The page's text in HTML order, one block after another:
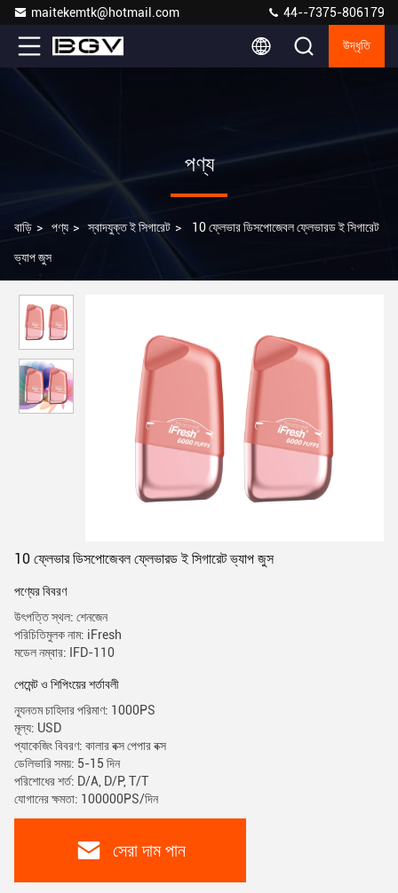
maitekemtk@hotmail.com 44--7375-806179
উদ্ধৃতি
পণ্য
বাড়ি > পণ্য > স্বাদযুক্ত ই সিগারেট > 10 ফ্লেভার ডিসপোজেবল ফ্লেভারড ই সিগারেট
ভ্যাপ জুস
10 ফ্লেভার ডিসপোজেবল ফ্লেভারড ই সিগারেট ভ্যাপ জুস
পণ্যের বিবরণ
উৎপত্তি স্থল: শেনজেন
পরিচিতিমুলক নাম: iFresh
মডেল নম্বার: IFD-110
পেমেন্ট ও শিপিংয়ের শর্তাবলী
ন্যূনতম চাহিদার পরিমাণ: 1000PS
মূল্য: USD
প্যাকেজিং বিবরণ: কালার বক্স পেপার বক্স
ডেলিভারি সময়: 5-15 দিন
পরিশোধের শর্ত: D/A, D/P, T/T
যোগানের ক্ষমতা: 100000PS/দিন
সেরা দাম পান